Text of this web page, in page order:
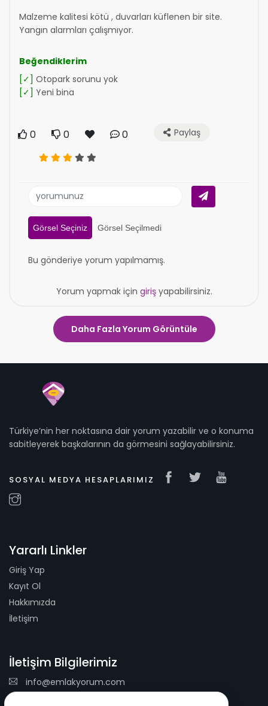
Malzeme kalitesi kötü , duvarları küflenen bir site.
Yangın alarmları çalışmıyor.
Beğendiklerim
[✓] Otopark sorunu yok
[✓] Yeni bina
0 0 0 Paylaş
Görsel Seçiniz Görsel Seçilmedi
Bu gönderiye yorum yapılmamış.
Yorum yapmak için girişyapabilirsiniz.
Daha Fazla Yorum Görüntüle
Türkiye’nin her noktasına dair yorum yazabilir ve o konuma
sabitleyerek başkalarının da görmesini sağlayabilirsiniz.
SOSYAL MEDYA HESAPLARIMIZ
Yararlı Linkler
Giriş Yap
Kayıt Ol
Hakkımızda
İletişim
İletişim Bilgilerimiz
info@emlakyorum.com